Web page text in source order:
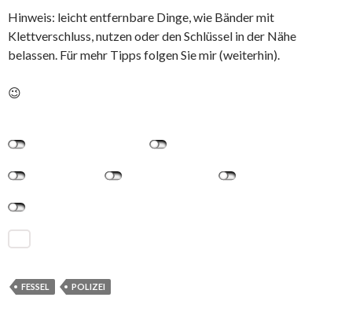
Hinweis: leicht entfernbare Dinge, wie Bänder mit
Klettverschluss, nutzen oder den Schlüssel in der Nähe
belassen. Für mehr Tipps folgen Sie mir (weiterhin).
😉
FESSEL POLIZEI